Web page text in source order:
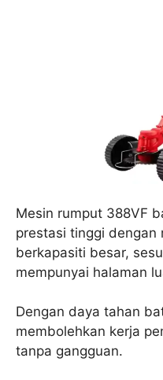
Mesin rumput 388VF
prestasi tinggi
berkapasiti besar,
mempunyai halaman
Dengan daya tahan
membolehkan kerja
tanpa gangguan.